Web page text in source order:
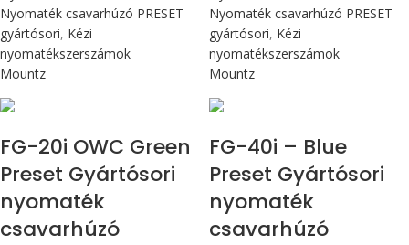
Nyomaték csavarhúzó PRESET
gyártósori, Kézi
nyomatékszerszámok
Mountz
Nyomaték csavarhúzó PRESET
gyártósori, Kézi
nyomatékszerszámok
Mountz
FG-20i OWC Green
Preset Gyártósori
nyomaték
csavarhúzó
FG-40i – Blue
Preset Gyártósori
nyomaték
csavarhúzó